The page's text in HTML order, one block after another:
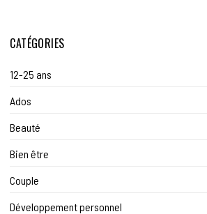
CATÉGORIES
12-25 ans
Ados
Beauté
Bien être
Couple
Développement personnel